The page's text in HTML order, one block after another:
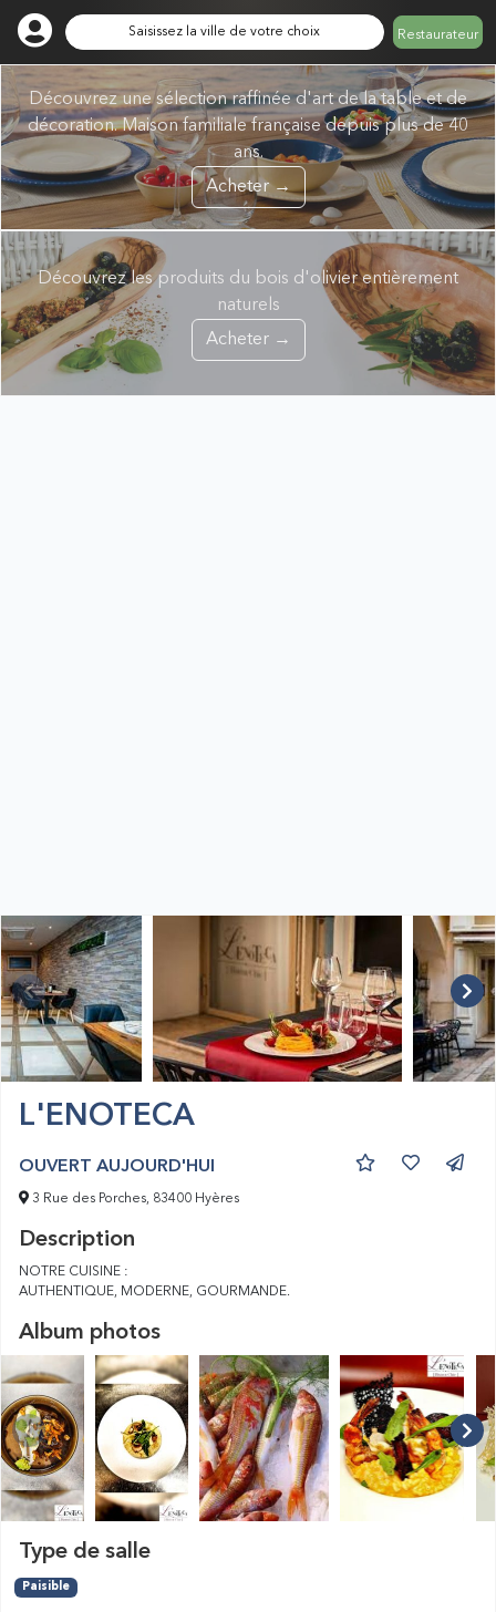
Saisissez la ville de votre choix Restaurateur
Découvrez une sélection raffinée d'art de la table et de
décoration. Maison familiale française depuis plus de 40
ans.
Acheter →
Découvrez les produits du bois d'olivier entièrement
naturels
Acheter →
L'ENOTECA
OUVERT AUJOURD'HUI
3 Rue des Porches, 83400 Hyères
Description
NOTRE CUISINE :
AUTHENTIQUE, MODERNE, GOURMANDE.
Album photos
Type de salle
Paisible